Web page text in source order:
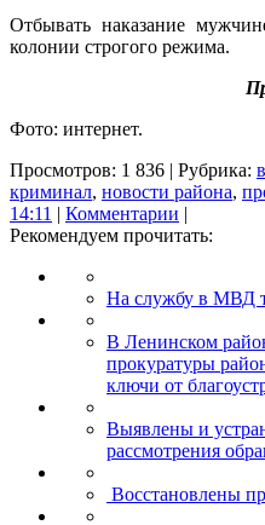
Отбывать наказание
колонии строгого режима.
Фото: интернет.
Просмотров: 1 836 | Рубрика:
криминал, новости района,
14:11 | Комментарии |
Рекомендуем прочитать:
На службу в МВД
В Ленинском
прокуратуры
ключи от
Выявлены и
рассмотрения
Восстановлены